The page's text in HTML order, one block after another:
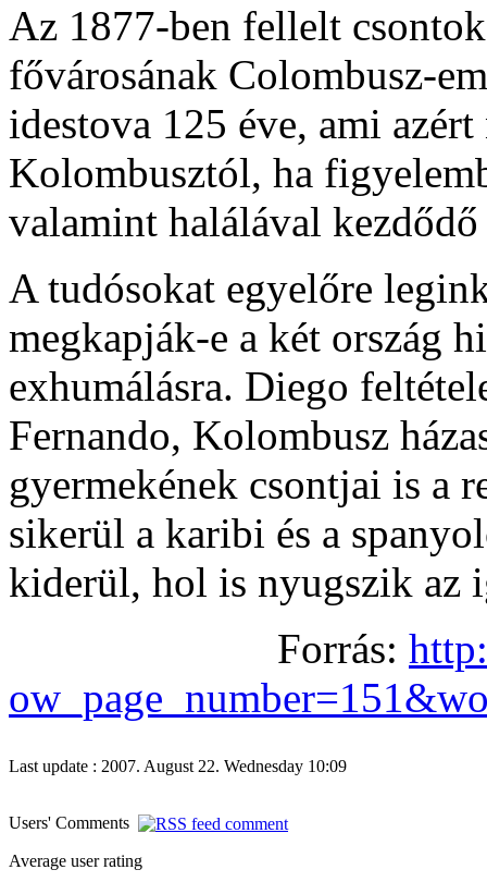
Az 1877-ben fellelt
fővárosának Colombusz-
idestova 125 éve, ami
Kolombusztól, ha
valamint halálával kezdődő
A tudósokat egyelőre
megkapják-e a két ország
exhumálásra. Diego
Fernando, Kolombusz
gyermekének csontjai is a
sikerül a karibi és a
kiderül, hol is nyugszik az
Forrás:
Last update : 2007. August 22. Wednesday 10:09
Users' Comments
Average user rating